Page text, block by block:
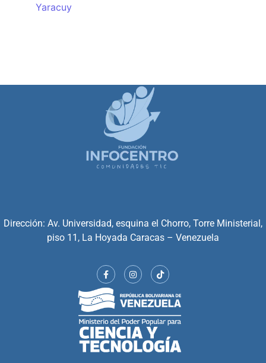
Yaracuy
Dirección: Av. Universidad, esquina el Chorro, Torre Ministerial,
piso 11, La Hoyada Caracas – Venezuela